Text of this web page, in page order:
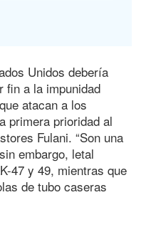
Unidos debería
fin a la impunidad
atacan a los
primera prioridad al
Fulani. “Son una
embargo, letal
47 y 49, mientras que
de tubo caseras